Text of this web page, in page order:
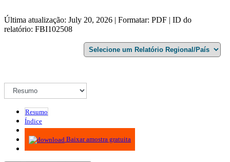
Última atualização: July 20, 2026 | Formatar: PDF | ID do
relatório: FBI102508
Resumo
Índice
Metodologia
Baixar amostra gratuita